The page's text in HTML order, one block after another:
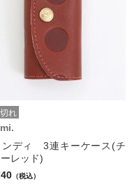
れ
ンディ 3連キーケース(チ
レッド)
（税込）